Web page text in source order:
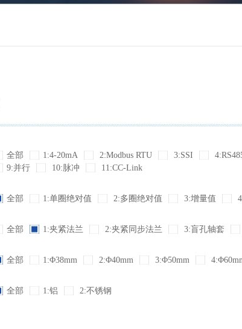
全部 1:4-20mA 2:Modbus RTU 3:SSI
9:并行
10:脉冲 11:CC-Link
全部 1:单圈绝对值 2:多圈绝对值 3:增量值
全部 1:夹紧法兰 2:夹紧同步法兰 3:盲孔轴套
全部 1:Φ38mm 2:Φ40mm 3:Φ50mm
全部 1:铝 2:不锈钢